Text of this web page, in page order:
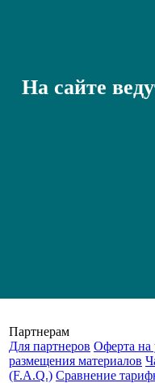
На сайте
Партнерам
Для партнеров Оферта на
размещения материалов
(F.A.Q.) Cравнение